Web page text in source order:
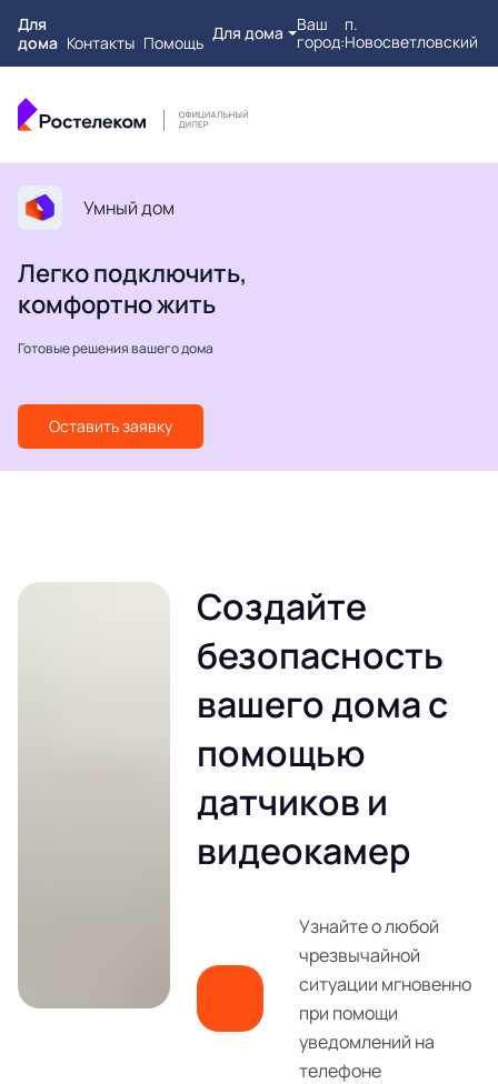
Для
дома Контакты Помощь Для дома
Ваш
город:
п.
Новосветловский
Умный дом
Легко подключить,
комфортно жить
Готовые решения вашего дома
Оставить заявку
Создайте
безопасность
вашего дома с
помощью
датчиков и
видеокамер
Узнайте о любой
чрезвычайной
ситуации мгновенно
при помощи
уведомлений на
телефоне